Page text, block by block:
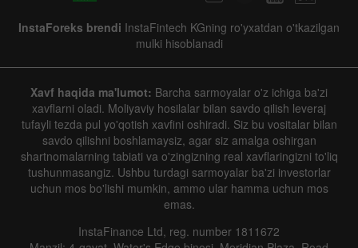
InstaForeks brendi InstaFintech KGning ro'yxatdan o'tkazilgan
mulki hisoblanadi
Xavf haqida ma'lumot: Barcha sarmoyalar o'z ichiga ba'zi
xavflarni oladi. Moliyaviy hosilalar bilan savdo qilish leveraj
tufayli tezda pul yo'qotish xavfini oshiradi. Siz bu vositalar bilan
savdo qilishni boshlamaysiz, agar siz amalga oshirgan
shartnomalarning tabiati va o'zingizning real xavflaringizni to'liq
tushunmasangiz. Ushbu turdagi sarmoyalar ba'zi investorlar
uchun mos bo'lishi mumkin, ammo ular hamma uchun mos
emas.
InstaFinance Ltd, reg. number 1811672